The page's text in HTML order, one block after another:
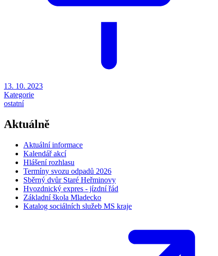
13. 10. 2023
Kategorie
ostatní
Aktuálně
Aktuální informace
Kalendář akcí
Hlášení rozhlasu
Termíny svozu odpadů 2026
Sběrný dvůr Staré Heřminovy
Hvozdnický expres - jízdní řád
Základní škola Mladecko
Katalog sociálních služeb MS kraje